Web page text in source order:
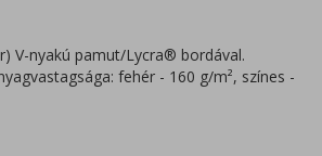
V-nyakú pamut/Lycra® bordával.
fehér - 160 g/m², színes -